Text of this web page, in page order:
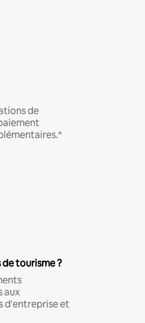
de
de tourisme ?
aux
d'entreprise et